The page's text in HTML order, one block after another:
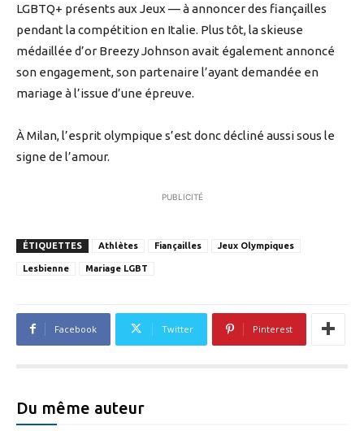
LGBTQ+ présents aux Jeux — à annoncer des fiançailles
pendant la compétition en Italie. Plus tôt, la skieuse
médaillée d’or Breezy Johnson avait également annoncé
son engagement, son partenaire l’ayant demandée en
mariage à l’issue d’une épreuve.
À Milan, l’esprit olympique s’est donc décliné aussi sous le
signe de l’amour.
PUBLICITÉ
ÉTIQUETTES Athlètes Fiançailles Jeux Olympiques
Lesbienne Mariage LGBT
Facebook Twitter Pinterest
Du même auteur